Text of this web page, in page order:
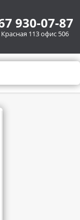
930-07-87
113 офис 506